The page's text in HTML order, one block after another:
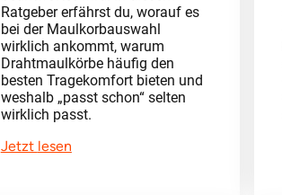
Ratgeber erfährst du, worauf es
bei der Maulkorbauswahl
wirklich ankommt, warum
Drahtmaulkörbe häufig den
besten Tragekomfort bieten und
weshalb „passt schon“ selten
wirklich passt.
Jetzt lesen